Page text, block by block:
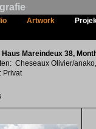
Artwork
Mareindeux 38,
Cheseaux Olivier/
Privat